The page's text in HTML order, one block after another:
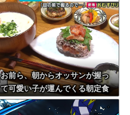
お前ら、朝からオッサンが握っ
て可愛い子が運んでくる朝定食
（2200円）頼める？